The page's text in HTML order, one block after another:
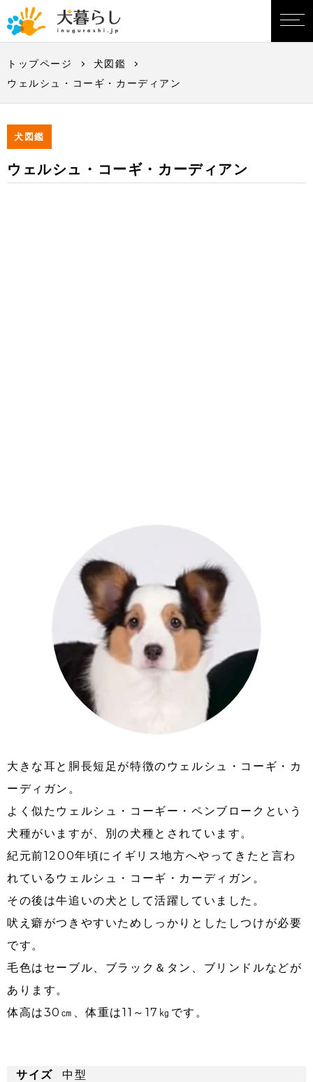
トップページ
犬図鑑
ウェルシュ・コーギ・カーディアン
犬図鑑
ウェルシュ・コーギ・カーディアン
大きな耳と胴長短足が特徴のウェルシュ・コーギ・カ
ーディガン。
よく似たウェルシュ・コーギー・ペンブロークという
犬種がいますが、別の犬種とされています。
紀元前1200年頃にイギリス地方へやってきたと言わ
れているウェルシュ・コーギ・カーディガン。
その後は牛追いの犬として活躍していました。
吠え癖がつきやすいためしっかりとしたしつけが必要
です。
毛色はセーブル、ブラック＆タン、ブリンドルなどが
あります。
体高は30㎝、体重は11～17㎏です。
サイズ
中型